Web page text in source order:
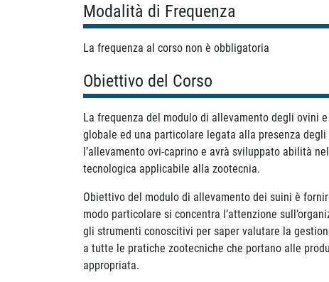
Modalità di Frequenza
La frequenza al corso non è obbligatoria
Obiettivo del Corso
La frequenza del modulo di allevamento degli ovini
globale ed una particolare legata alla presenza
l’allevamento ovi-caprino e avrà sviluppato abilità
tecnologica applicabile alla zootecnia.
Obiettivo del modulo di allevamento dei suini è
modo particolare si concentra l’attenzione
gli strumenti conoscitivi per saper valutare la
a tutte le pratiche zootecniche che portano alle
appropriata.